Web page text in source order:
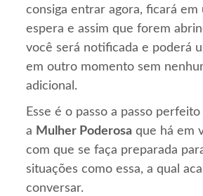
consiga entrar agora, ficará em
espera e assim que forem
você será notificada e poderá
em outro momento sem
adicional.
Esse é o passo a passo
a Mulher Poderosa que há em
com que se faça preparada
situações como essa, a qual
conversar.